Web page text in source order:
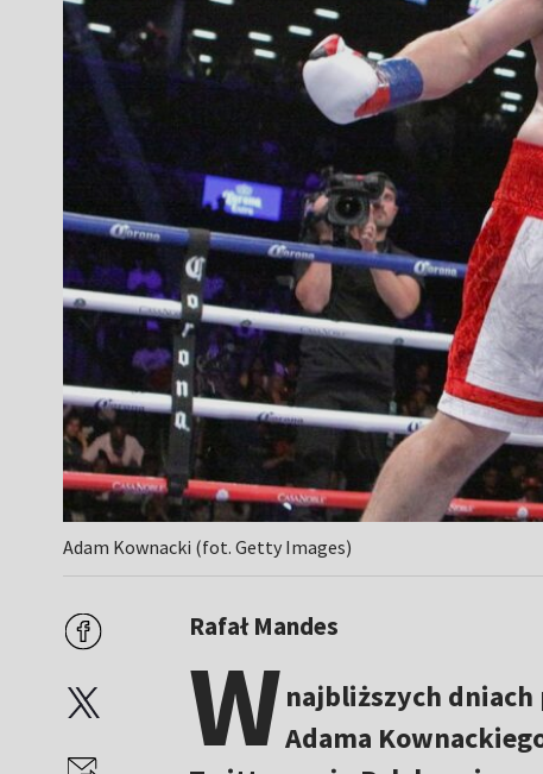
Adam Kownacki (fot. Getty Images)
Rafał Mandes
Wnajbliższych
Adama